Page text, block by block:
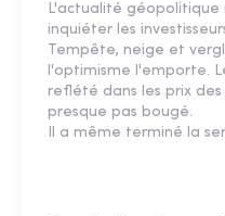
L'actualité
inquiéter les
Tempête, neige et
l'optimisme l'emporte.
reflété dans les prix des
presque pas bougé.
Il a même terminé la